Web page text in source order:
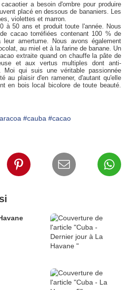
a besoin d'ombre pour produire
placé en dessous de bananiers. Les
violettes et marron.
à 50 ans et produit toute l'année. Nous
cacao torréfiées contenant 100 % de
amertume. Nous avons également
au miel et à la farine de banane. Un
extraite quand on chauffe la pâte de
et aux vertus multiples dont anti-
Moi qui suis une véritable passionnée
au plaisir d'en ramener, d'autant qu'elle
en bois local bicolore de toute beauté.
#cauba #cacao